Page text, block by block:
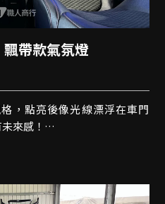
帶款氣氛燈
，點亮後像光線漂浮在車門
來感！